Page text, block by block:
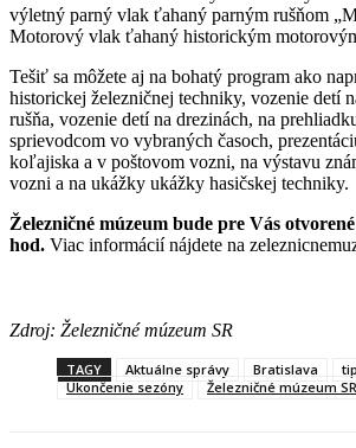
výletný parný vlak ťahaný parným rušňom
Motorový vlak ťahaný historickým
Tešiť sa môžete aj na bohatý program ako
historickej železničnej techniky, vozenie detí
rušňa, vozenie detí na drezinách, na
sprievodcom vo vybraných časoch,
koľajiska a v poštovom vozni, na výstavu
vozni a na ukážky ukážky hasičskej techniky.
Železničné múzeum bude pre Vás
hod. Viac informácií nájdete na
Zdroj: Železničné múzeum SR
TAGY Aktuálne správy Bratislava
Ukončenie sezóny
Železničné múzeum SR